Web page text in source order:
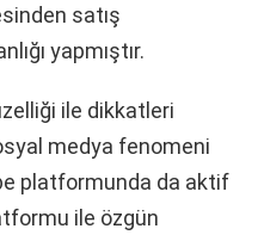
satış
yapmıştır.
ile dikkatleri
medya fenomeni
platformunda da aktif
ile özgün